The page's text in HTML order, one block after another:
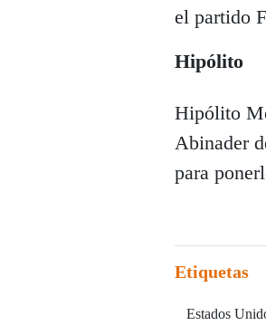
el partido
Hipólito
Hipólito
Abinader
para
Etiquetas
Estados